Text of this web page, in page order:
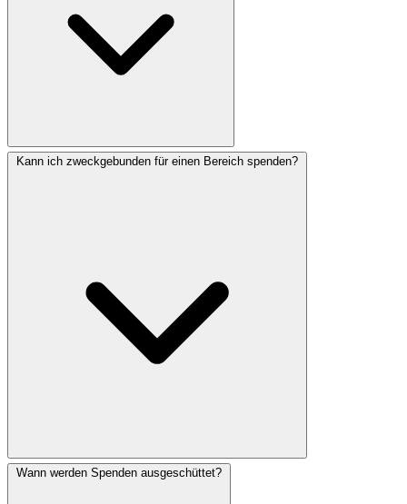
Kann ich zweckgebunden für einen Bereich spenden?
Wann werden Spenden ausgeschüttet?